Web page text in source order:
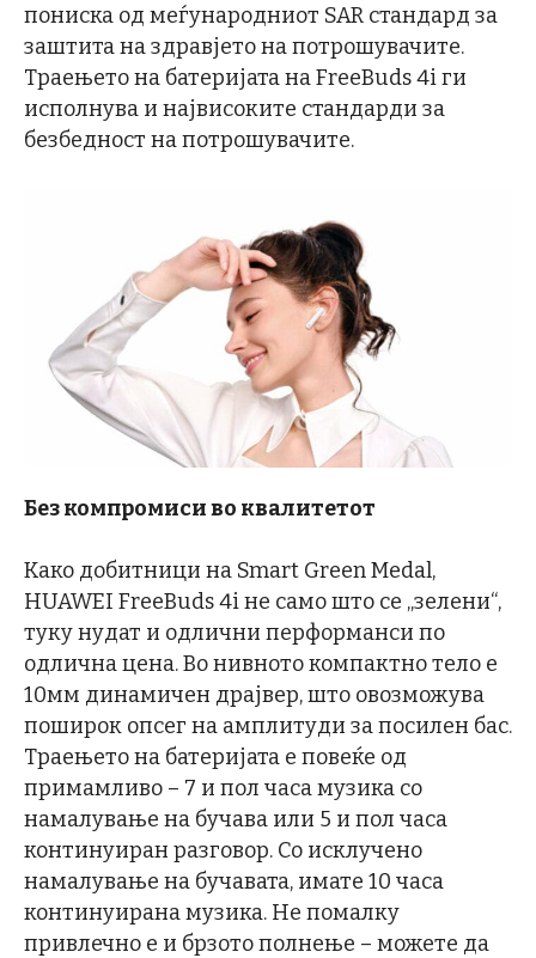
пониска од меѓународниот SAR стандард за
заштита на здравјето на потрошувачите.
Траењето на батеријата на FreeBuds 4i ги
исполнува и највисоките стандарди за
безбедност на потрошувачите.
Без компромиси во квалитетот
Како добитници на Smart Green Medal,
HUAWEI FreeBuds 4i не само што се „зелени“,
туку нудат и одлични перформанси по
одлична цена. Во нивното компактно тело е
10мм динамичен драјвер, што овозможува
поширок опсег на амплитуди за посилен бас.
Траењето на батеријата е повеќе од
примамливо – 7 и пол часа музика со
намалување на бучава или 5 и пол часа
континуиран разговор. Со исклучено
намалување на бучавата, имате 10 часа
континуирана музика. Не помалку
привлечно е и брзото полнење – можете да